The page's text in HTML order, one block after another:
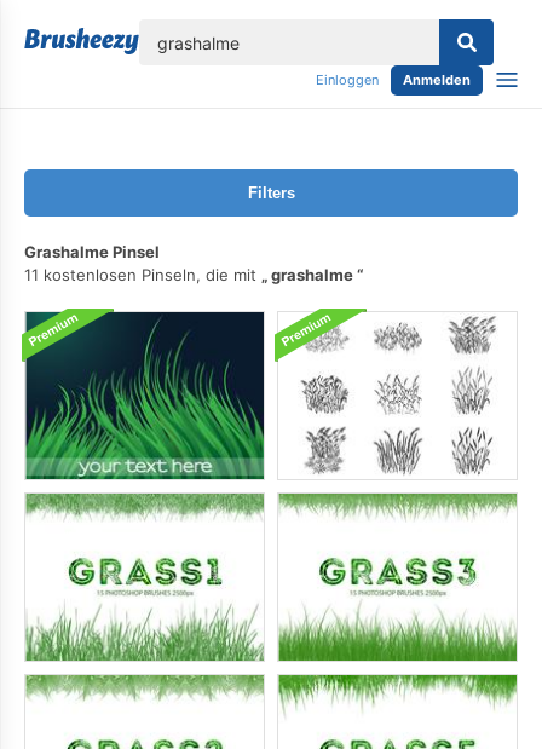
Einloggen Anmelden
Filters
Grashalme Pinsel
11 kostenlosen Pinseln, die mit
grashalme